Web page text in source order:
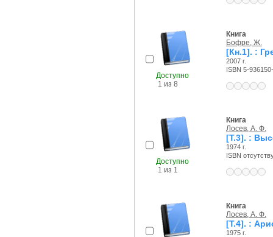
Доступно
1 из 8
Книга
Бофре, Ж.
[Кн.1]. :
2007 г.
ISBN 5-
Доступно
1 из 1
Книга
Лосев, А. Ф.
[Т.3]. :
1974 г.
ISBN
Книга
Лосев, А. Ф.
[Т.4]. :
1975 г.